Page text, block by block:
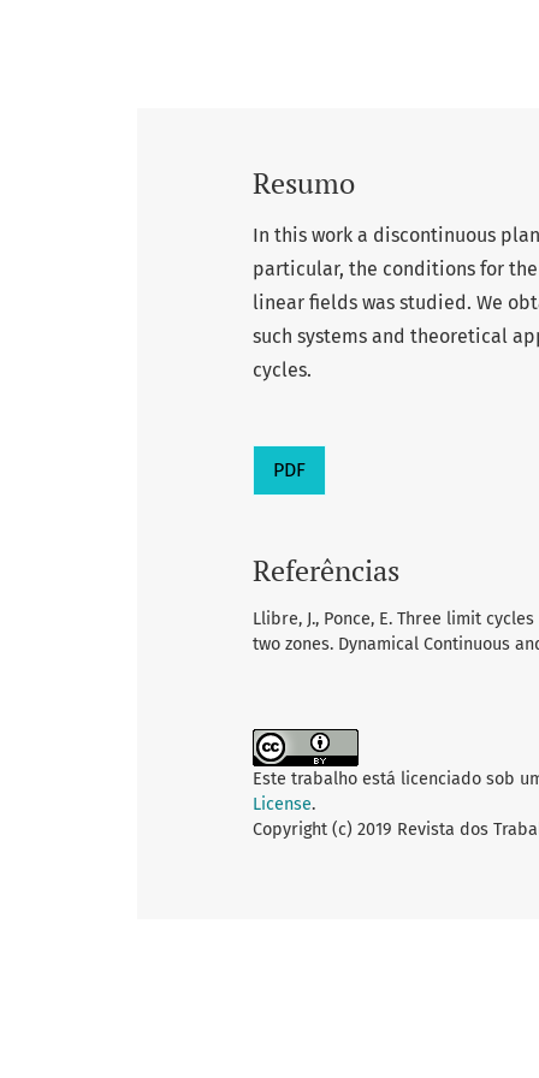
Resumo
In this work a discontinuous
particular, the conditions for
linear fields was studied. We
such systems and theoretical
cycles.
PDF
Referências
Llibre, J., Ponce, E. Three limit
two zones. Dynamical Continuous
Este trabalho está licenciado sob
License.
Copyright (c) 2019 Revista dos